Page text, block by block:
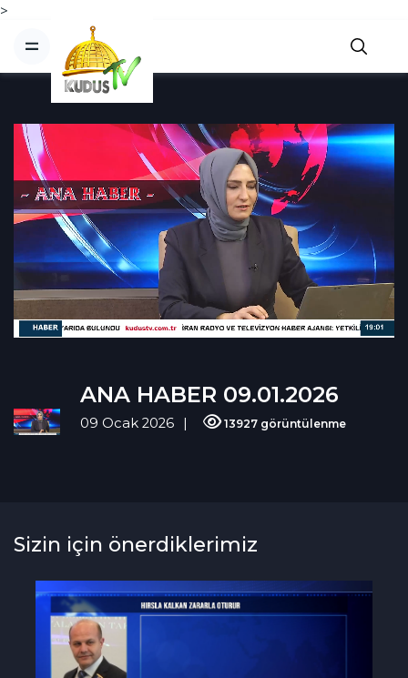
>
ANA HABER 09.01.2026
09 Ocak 2026 13927 görüntülenme
Sizin için önerdiklerimiz